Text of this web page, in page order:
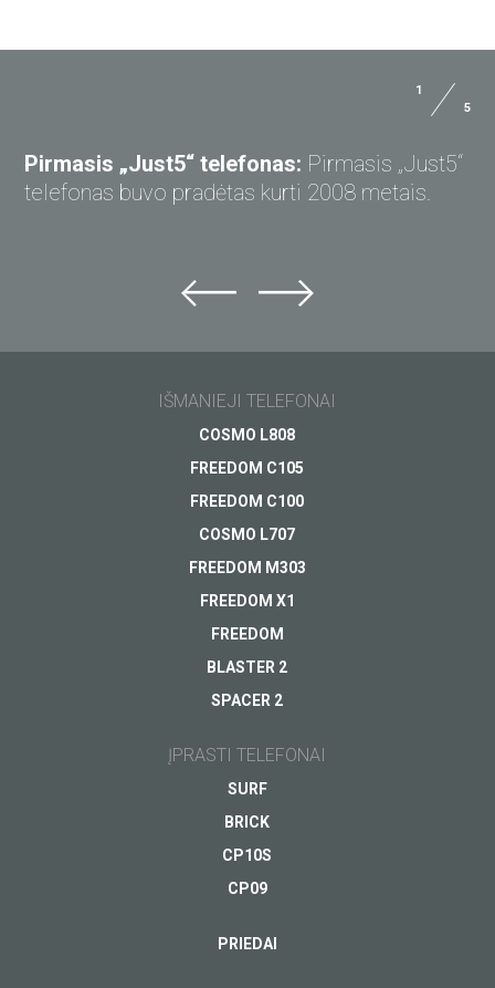
Klauskite „Just5“
Klauskite ir gaukite atsakymą el. paštu.
Jūsų el.pašto adresas*
1
5
Pirmasis „Just5“ telefonas: Pirmasis „Just5“
telefonas buvo pradėtas kurti 2008 metais.
IŠMANIEJI TELEFONAI
COSMO L808
FREEDOM C105
FREEDOM C100
COSMO L707
FREEDOM M303
FREEDOM X1
FREEDOM
BLASTER 2
SPACER 2
ĮPRASTI TELEFONAI
SURF
BRICK
CP10S
CP09
PRIEDAI